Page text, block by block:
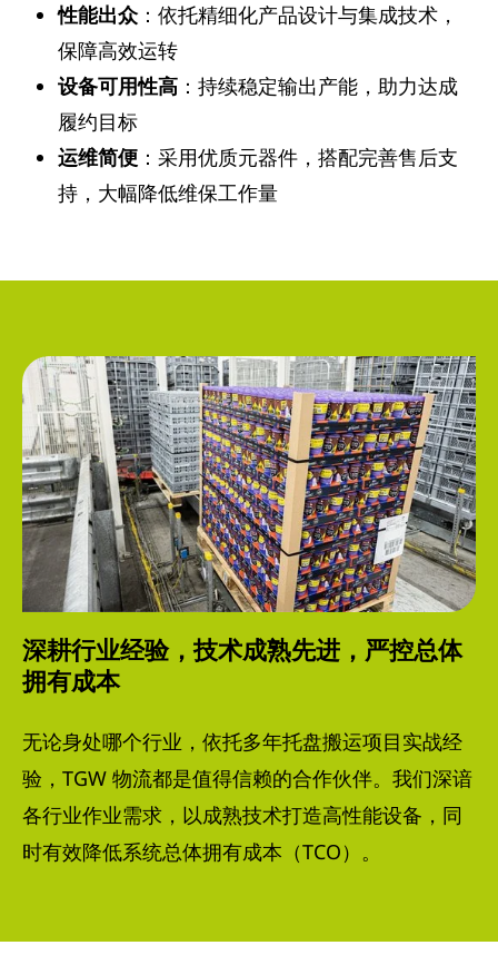
性能出众：依托精细化产品设计与集成技术，
保障高效运转
设备可用性高 ：持续稳定输出产能，助力达成
履约目标
运维简便 ：采用优质元器件，搭配完善售后支
持，大幅降低维保工作量
深耕行业经验，技术成熟先进，严控总体
拥有成本
无论身处哪个行业，依托多年托盘搬运项目实战经
验，TGW 物流都是值得信赖的合作伙伴。我们深谙
各行业作业需求，以成熟技术打造高性能设备，同
时有效降低系统总体拥有成本（TCO）。